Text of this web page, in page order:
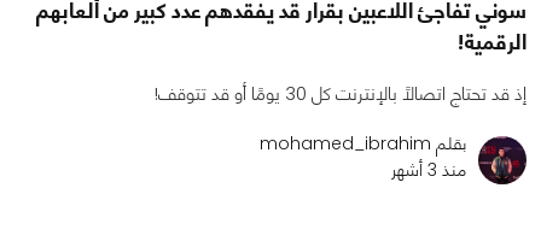
سوني تفاجئ اللاعبين بقرار قد يفقدهم عدد كبير من ألعابهم
الرقمية!
إذ قد تحتاج اتصالًا بالإنترنت كل 30 يومًا أو قد تتوقف!
بقلم mohamed_ibrahim
منذ 3 أشهر